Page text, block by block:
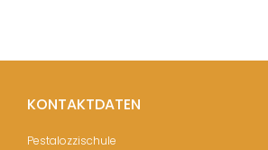
KONTAKTDATEN
Pestalozzischule